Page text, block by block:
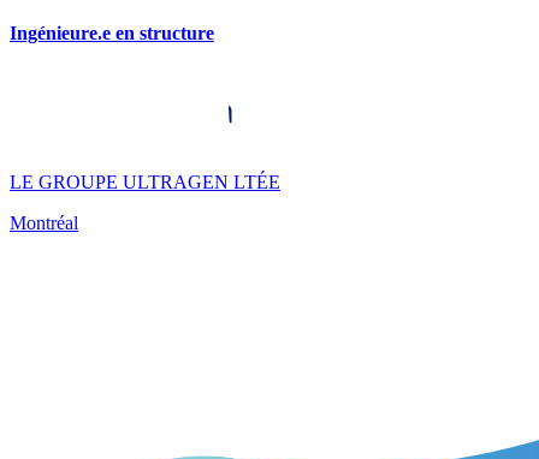
Ingénieure.e en structure
LE GROUPE ULTRAGEN LTÉE
Montréal